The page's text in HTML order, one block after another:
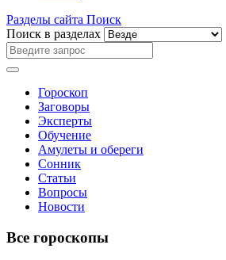
Разделы сайта Поиск
Поиск в разделах
Гороскоп
Заговоры
Эксперты
Обучение
Амулеты и обереги
Сонник
Статьи
Вопросы
Новости
Все гороскопы